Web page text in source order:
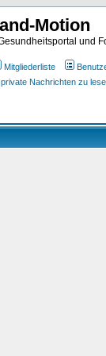
Motion
und
Mitgliederliste
Nachrichten zu